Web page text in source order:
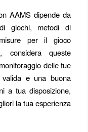
AAMS dipende da
giochi, metodi di
per il gioco
considera queste
delle tue
e una buona
a tua disposizione,
la tua esperienza